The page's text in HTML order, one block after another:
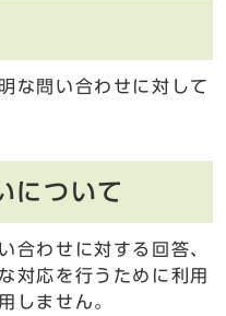
な問い合わせに対して
について
合わせに対する回答、
対応を行うために利用
しません。